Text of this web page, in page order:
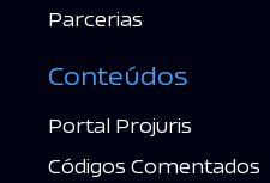
Parcerias
Conteúdos
Portal Projuris
Códigos Comentados